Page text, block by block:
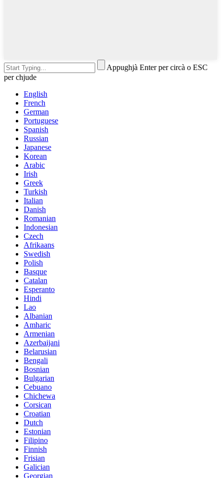
Appughjà Enter per circà o ESC
per chjude
English
French
German
Portuguese
Spanish
Russian
Japanese
Korean
Arabic
Irish
Greek
Turkish
Italian
Danish
Romanian
Indonesian
Czech
Afrikaans
Swedish
Polish
Basque
Catalan
Esperanto
Hindi
Lao
Albanian
Amharic
Armenian
Azerbaijani
Belarusian
Bengali
Bosnian
Bulgarian
Cebuano
Chichewa
Corsican
Croatian
Dutch
Estonian
Filipino
Finnish
Frisian
Galician
Georgian